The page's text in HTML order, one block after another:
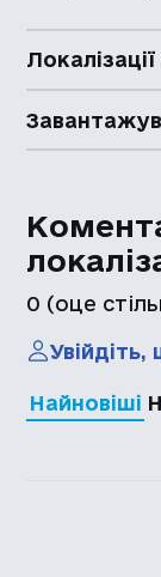
Локалізації
0 (оце
Найновіші